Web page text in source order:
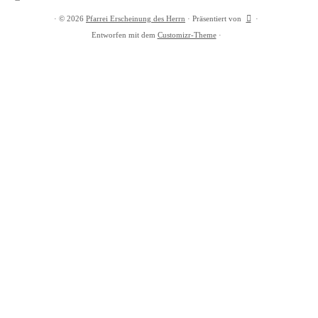
· © 2026 Pfarrei Erscheinung des Herrn · Präsentiert von
·
Entworfen mit dem Customizr-Theme·